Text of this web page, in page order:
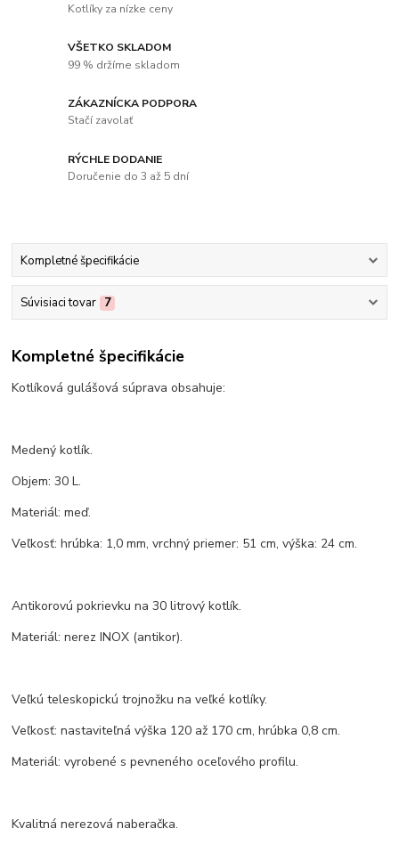
Kotlíky za nízke ceny
VŠETKO SKLADOM
99 % držíme skladom
ZÁKAZNÍCKA PODPORA
Stačí zavolať
RÝCHLE DODANIE
Doručenie do 3 až 5 dní
Kompletné špecifikácie
Súvisiaci tovar 7
Kompletné špecifikácie
Kotlíková gulášová súprava obsahuje:
Medený kotlík.
Objem: 30 L.
Materiál: meď.
Veľkosť: hrúbka: 1,0 mm, vrchný priemer: 51 cm, výška: 24 cm.
Antikorovú pokrievku na 30 litrový kotlík.
Materiál: nerez INOX (antikor).
Veľkú teleskopickú trojnožku na veľké kotlíky.
Veľkosť: nastaviteľná výška 120 až 170 cm, hrúbka 0,8 cm.
Materiál: vyrobené s pevneného oceľového profilu.
Kvalitná nerezová naberačka.